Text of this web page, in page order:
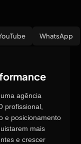
WhatsApp
agência
profissional,
e posicionamento
mais
e crescer